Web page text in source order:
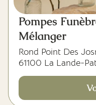
Pompes
Mélanger
Rond Point Des
61100 La Lande-